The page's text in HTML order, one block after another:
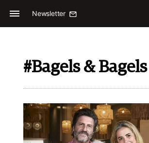
Newsletter
#Bagels & Bagels